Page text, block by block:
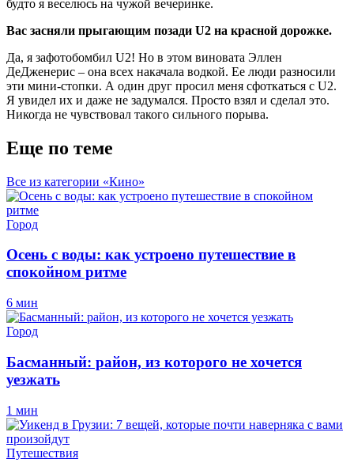
будто я веселюсь на чужой вечеринке.
Вас засняли прыгающим позади U2 на красной дорожке.
Да, я зафотобомбил U2! Но в этом виновата Эллен
ДеДженерис – она всех накачала водкой. Ее люди разносили
эти мини-стопки. А один друг просил меня сфоткаться с U2.
Я увидел их и даже не задумался. Просто взял и сделал это.
Никогда не чувствовал такого сильного порыва.
Еще по теме
Все из категории «Кино»
Город
Осень с воды: как устроено путешествие в
спокойном ритме
6 мин
Город
Басманный: район, из которого не хочется
уезжать
1 мин
Путешествия